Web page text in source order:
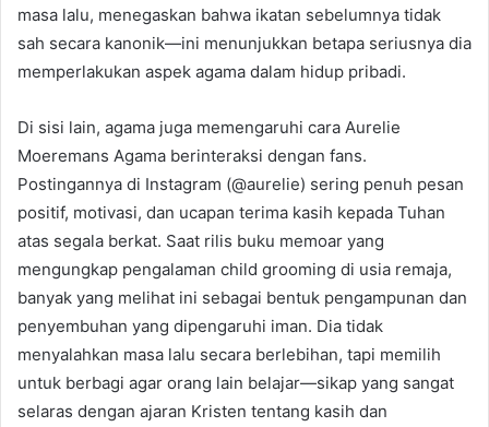
masa lalu, menegaskan bahwa ikatan sebelumnya tidak
sah secara kanonik—ini menunjukkan betapa seriusnya dia
memperlakukan aspek agama dalam hidup pribadi.
Di sisi lain, agama juga memengaruhi cara Aurelie
Moeremans Agama berinteraksi dengan fans.
Postingannya di Instagram (@aurelie) sering penuh pesan
positif, motivasi, dan ucapan terima kasih kepada Tuhan
atas segala berkat. Saat rilis buku memoar yang
mengungkap pengalaman child grooming di usia remaja,
banyak yang melihat ini sebagai bentuk pengampunan dan
penyembuhan yang dipengaruhi iman. Dia tidak
menyalahkan masa lalu secara berlebihan, tapi memilih
untuk berbagi agar orang lain belajar—sikap yang sangat
selaras dengan ajaran Kristen tentang kasih dan